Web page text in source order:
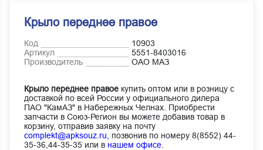
Крыло переднее правое
Код
10903
Артикул
5551-8403016
Производитель
ОАО МАЗ
Крыло переднее правое купить оптом или в розницу с
доставкой по всей России у официального дилера
ПАО "КамАЗ" в Набережных Челнах. Приобрести
запчасти в Союз-Регион вы можете добавив товар в
корзину, отправив заявку на почту
complekt@apksouz.ru,
позвонив по номеру 8(8552) 44-
35-36,44-35-35 или в нашем офисе